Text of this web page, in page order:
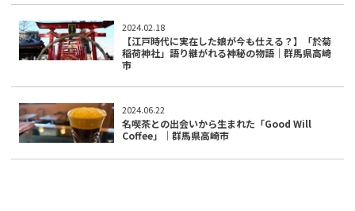
2024.02.18
【江戸時代に実在した娘が今も仕える？】「於菊
稲荷神社」語り継がれる神秘の物語｜群馬県高崎
市
2024.06.22
名喫茶との出会いから生まれた「Good Will
Coffee」｜群馬県高崎市